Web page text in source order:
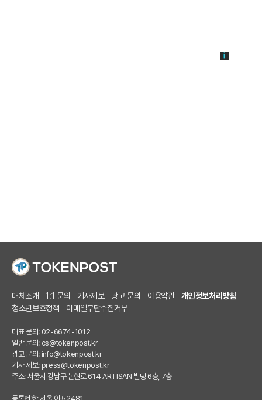
매체소개 1:1 문의 기사제보 광고 문의 이용약관
개인정보처리방침
청소년보호정책
이메일무단수집거부
대표 문의: 02-6674-1012
일반 문의: cs@tokenpost.kr
광고 문의: info@tokenpost.kr
기사 제보: press@tokenpost.kr
주소: 서울시 강남구 논현로 614 ARTISAN 빌딩 6층, 7층